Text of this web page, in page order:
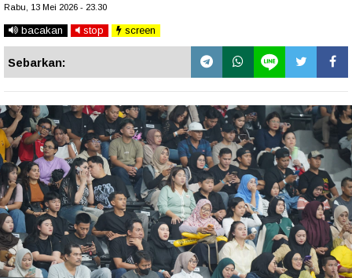
Rabu, 13 Mei 2026 - 23.30
bacakan stop screen
Sebarkan: